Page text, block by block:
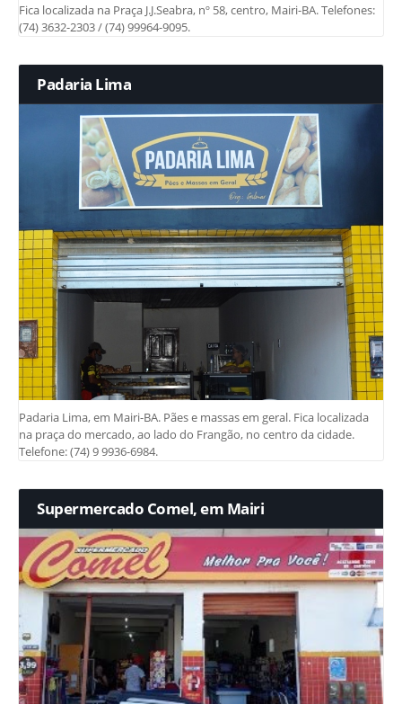
Fica localizada na Praça J.J.Seabra, nº 58, centro, Mairi-BA. Telefones:
(74) 3632-2303 / (74) 99964-9095.
Padaria Lima
Padaria Lima, em Mairi-BA. Pães e massas em geral. Fica localizada
na praça do mercado, ao lado do Frangão, no centro da cidade.
Telefone: (74) 9 9936-6984.
Supermercado Comel, em Mairi